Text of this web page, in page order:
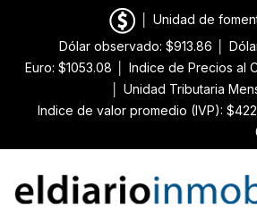
Unidad de
Dólar observado: $913.86
Euro: $1053.08
Indice de Precios al
Unidad Tributaria
Indice de valor promedio (IVP):